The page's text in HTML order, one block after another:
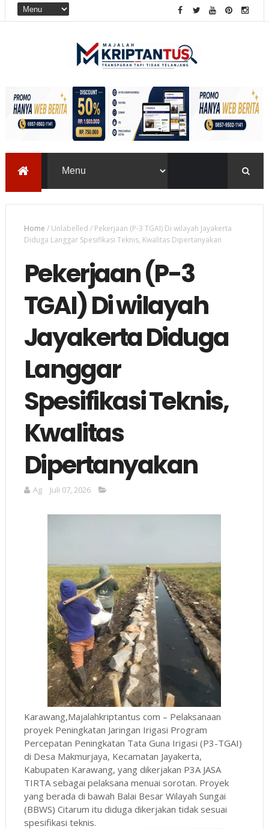
Home /Unlabelled / Pekerjaan (P-3 TGAI) Di wilayah Jayakerta
Diduga Langgar Spesifikasi Teknis, Kwalitas Dipertanyakan
Pekerjaan (P-3
TGAI) Di wilayah
Jayakerta Diduga
Langgar
Spesifikasi Teknis,
Kwalitas
Dipertanyakan
Ag Juli 07, 2026
Karawang,Majalahkriptantus com – Pelaksanaan
proyek Peningkatan Jaringan Irigasi Program
Percepatan Peningkatan Tata Guna Irigasi (P3-TGAI)
di Desa Makmurjaya, Kecamatan Jayakerta,
Kabupaten Karawang, yang dikerjakan P3A JASA
TIRTA sebagai pelaksana menuai sorotan. Proyek
yang berada di bawah Balai Besar Wilayah Sungai
(BBWS) Citarum itu diduga dikerjakan tidak sesuai
spesifikasi teknis.